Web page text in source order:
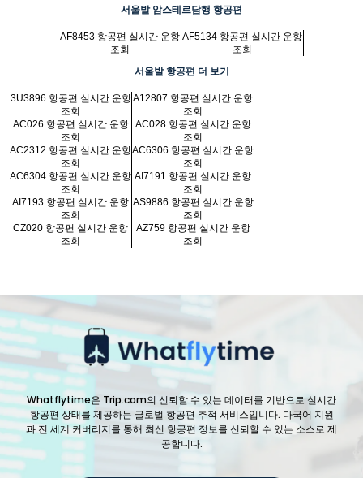
서울발 암스테르담행 항공편
AF8453 항공편 실시간 운항
조회
AF5134 항공편 실시간 운항
조회
서울발 항공편 더 보기
3U3896 항공편 실시간 운항
조회
A12807 항공편 실시간 운항
조회
AC026 항공편 실시간 운항
조회
AC028 항공편 실시간 운항
조회
AC2312 항공편 실시간 운항
조회
AC6306 항공편 실시간 운항
조회
AC6304 항공편 실시간 운항
조회
AI7191 항공편 실시간 운항
조회
AI7193 항공편 실시간 운항
조회
AS9886 항공편 실시간 운항
조회
CZ020 항공편 실시간 운항
조회
AZ759 항공편 실시간 운항
조회
Whatflytime은 Trip.com의 신뢰할 수 있는 데이터를 기반으로 실시간
항공편 상태를 제공하는 글로벌 항공편 추적 서비스입니다. 다국어 지원
과 전 세계 커버리지를 통해 최신 항공편 정보를 신뢰할 수 있는 소스로 제
공합니다.